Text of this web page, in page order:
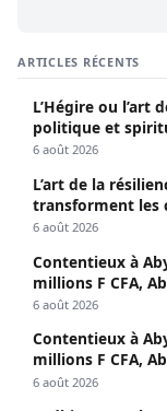
ARTICLES RÉCENTS
L’Hégire ou
politique et
6 août 2026
L’art de la
transforment les
6 août 2026
Contentieux à
millions F CFA,
sociaux
6 août 2026
Contentieux à
millions F CFA,
sociaux
6 août 2026